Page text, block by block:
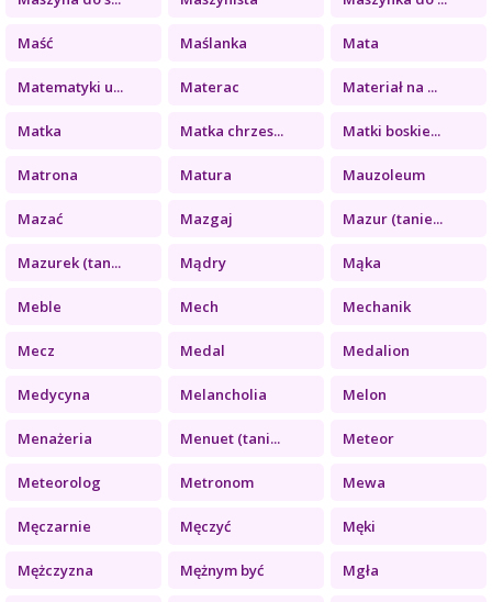
Maść Maślanka Mata
Matematyki u... Materac Materiał na ...
Matka Matka chrzes... Matki boskie...
Matrona Matura Mauzoleum
Mazać Mazgaj Mazur (tanie...
Mazurek (tan... Mądry Mąka
Meble Mech Mechanik
Mecz Medal Medalion
Medycyna Melancholia Melon
Menażeria Menuet (tani... Meteor
Meteorolog Metronom Mewa
Męczarnie Męczyć Męki
Mężczyzna Mężnym być Mgła